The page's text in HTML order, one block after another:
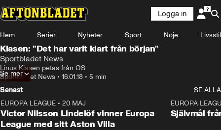
Logga in
Hem Serier Nyheter Sport Nöje Livsstil
Klasen: "Det har varit klart från början"
Sportbladet News
Linus Klasen petas från OS
Sportbladet News • 16.01.18 • 5 min
Se mer
Senast
SE ALLA
EUROPA LEAGUE • 20 MAJ
Victor Nilsson Lindelöf vinner Europa
League med sitt Aston Villa
EUROPA
Självmål